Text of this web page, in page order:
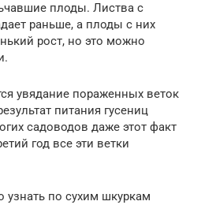
плоды. Листва с
раньше, а плоды с них
рост, но это можно
увядание пораженных веток
питания гусениц
садоводов даже этот факт
год все эти ветки
по сухим шкуркам